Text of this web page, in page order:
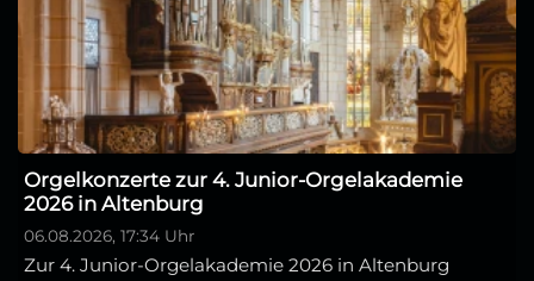
Orgelkonzerte zur 4. Junior-Orgelakademie
2026 in Altenburg
06.08.2026, 17:34 Uhr
Zur 4. Junior-Orgelakademie 2026 in Altenburg